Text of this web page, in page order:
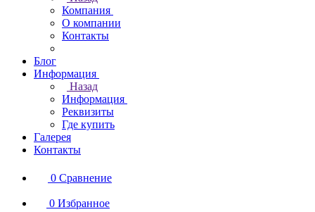
Компания
О компании
Контакты
Блог
Информация
Назад
Информация
Реквизиты
Где купить
Галерея
Контакты
0 Сравнение
0 Избранное